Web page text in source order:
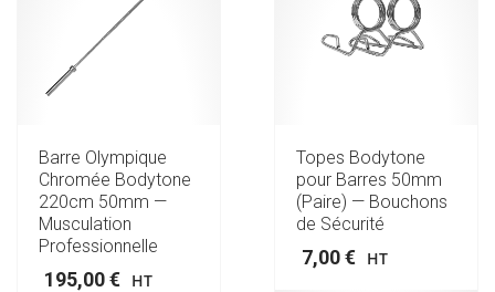
Barre Olympique
Chromée Bodytone
220cm 50mm —
Musculation
Professionnelle
195,00€ HT
Topes Bodytone
pour Barres 50mm
(Paire) — Bouchons
de Sécurité
7,00€ HT